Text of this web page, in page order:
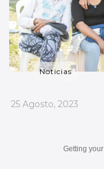
Noticias
_
25 Agosto, 2023
Getting your